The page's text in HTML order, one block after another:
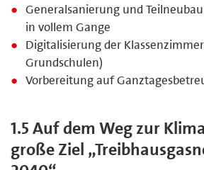
Generalsanierung und
in vollem Gange
Digitalisierung der
Grundschulen)
Vorbereitung auf
1.5 Auf dem Weg zur
große Ziel